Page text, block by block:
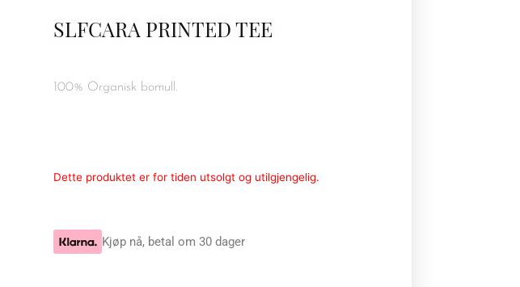
SLFCARA PRINTED TEE
100% Organisk bomull.
Dette produktet er for tiden utsolgt og utilgjengelig.
Kjøp nå, betal om 30 dager